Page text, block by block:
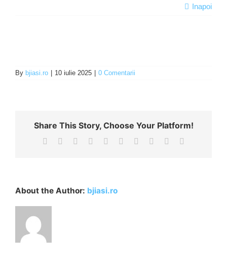
Inapoi
By bjiasi.ro 10 iulie 2025 0 Comentarii
Share This Story, Choose Your Platform!
Facebook Reddit LinkedInWhatsApp
TumblrPinterest Xing
About the Author: bjiasi.ro